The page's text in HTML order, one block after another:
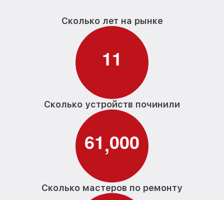
Сколько лет на рынке
11
Сколько устройств починили
61,000
Сколько мастеров по ремонту